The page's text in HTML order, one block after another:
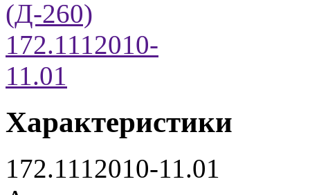
Характеристики
172.1112010-11.01